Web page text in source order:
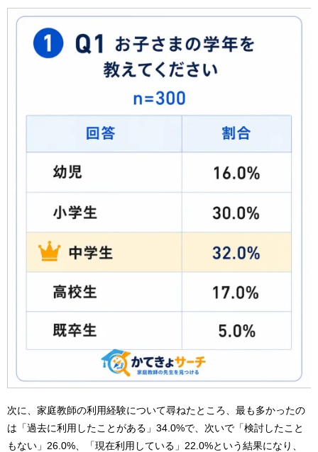
次に、家庭教師の利用経験について尋ねたところ、最も多かったの
は「過去に利用したことがある」34.0%で、次いで「検討したこと
もない」26.0%、「現在利用している」22.0%という結果になり、